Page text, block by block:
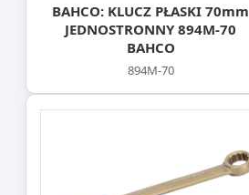
BAHCO: KLUCZ PŁASKI 70mm
JEDNOSTRONNY 894M-70
BAHCO
894M-70